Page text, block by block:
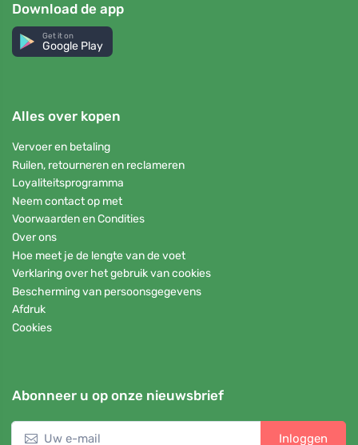
Download de app
Get it on
Google Play
Alles over kopen
Vervoer en betaling
Ruilen, retourneren en reclameren
Loyaliteitsprogramma
Neem contact op met
Voorwaarden en Condities
Over ons
Hoe meet je de lengte van de voet
Verklaring over het gebruik van cookies
Bescherming van persoonsgegevens
Afdruk
Cookies
Abonneer u op onze nieuwsbrief
Inloggen